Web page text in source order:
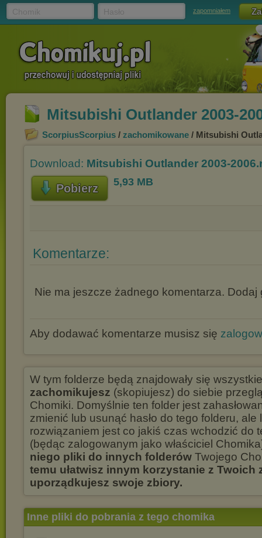
zapomniałem
Mitsubishi Outlander 2003-
ScorpiusScorpius / zachomikowane / Mitsubishi
Download: Mitsubishi Outlander 2003-
Pobierz 5,93 MB
Komentarze:
Nie ma jeszcze żadnego komentarza. Dodaj
Aby dodawać komentarze musisz się
W tym folderze będą znajdowały się
zachomikujesz (skopiujesz) do siebie
Chomiki. Domyślnie ten folder jest
zmienić lub usunąć hasło do tego folderu, ale
rozwiązaniem jest co jakiś czas wchodzić do
(będąc zalogowanym jako właściciel
niego pliki do innych folderów Twojego
temu ułatwisz innym korzystanie z Twoich
uporządkujesz swoje zbiory.
Inne pliki do pobrania z tego chomika